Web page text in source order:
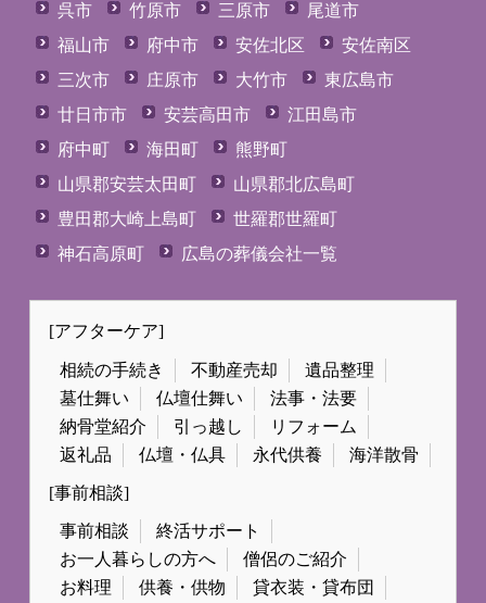
呉市
竹原市 三原市
尾道市
福山市
府中市 安佐北区
安佐南区
三次市
庄原市 大竹市
東広島市
廿日市市
安芸高田市
江田島市
府中町
海田町
熊野町
山県郡安芸太田町
山県郡北広島町
豊田郡大崎上島町
世羅郡世羅町
神石高原町
広島の葬儀会社一覧
[アフターケア]
相続の手続き 不動産売却
遺品整理
墓仕舞い
仏壇仕舞い
法事・法要
納骨堂紹介
引っ越し
リフォーム
返礼品
仏壇・仏具 永代供養 海洋散骨
[事前相談]
事前相談
終活サポート
お一人暮らしの方へ
僧侶のご紹介
お料理
供養・供物 貸衣装・貸布団